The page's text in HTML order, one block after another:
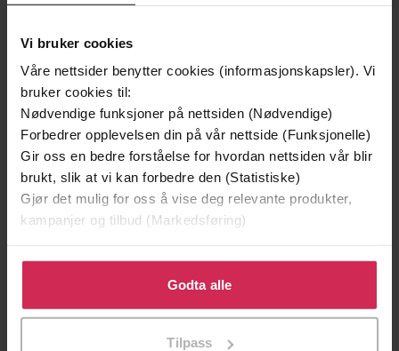
Vi bruker cookies
Våre nettsider benytter cookies (informasjonskapsler). Vi
bruker cookies til:
Nødvendige funksjoner på nettsiden (Nødvendige)
Forbedrer opplevelsen din på vår nettside (Funksjonelle)
Gir oss en bedre forståelse for hvordan nettsiden vår blir
brukt, slik at vi kan forbedre den (Statistiske)
Gjør det mulig for oss å vise deg relevante produkter,
kampanjer og tilbud (Markedsføring)
Klikk på «Godta alle» for å gi oss ditt samtykke til å
bruke cookies for alle disse formålene. Du kan også
tilpasse ditt samtykke til spesifikke formål ved å klikke
Godta alle
Tilpass
199,-
Minnesota
Jo Nesbø
EBOK
349,-
Utskudd
Jørn Lier Horst
Forfattere Barry Meier(forfatter),Kerry Shale